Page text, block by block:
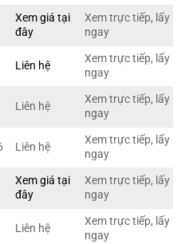
Xem giá tại
đây
Xem trực tiếp, lấy
ngay
Liên hệ
Xem trực tiếp, lấy
ngay
Liên hệ
Xem trực tiếp, lấy
ngay
Liên hệ
Xem trực tiếp, lấy
ngay
Xem giá tại
đây
Xem trực tiếp, lấy
ngay
Liên hệ
Xem trực tiếp, lấy
ngay